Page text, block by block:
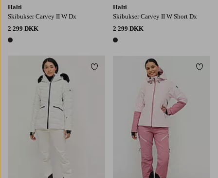
Halti
Skibukser Carvey II W Dx
2 299 DKK
1 farve
Halti
Skibukser Carvey II W Short Dx
2 299 DKK
1 farve
Tilføj til favoritter